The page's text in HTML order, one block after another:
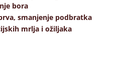
bora
smanjenje podbratka
mrlja i ožiljaka